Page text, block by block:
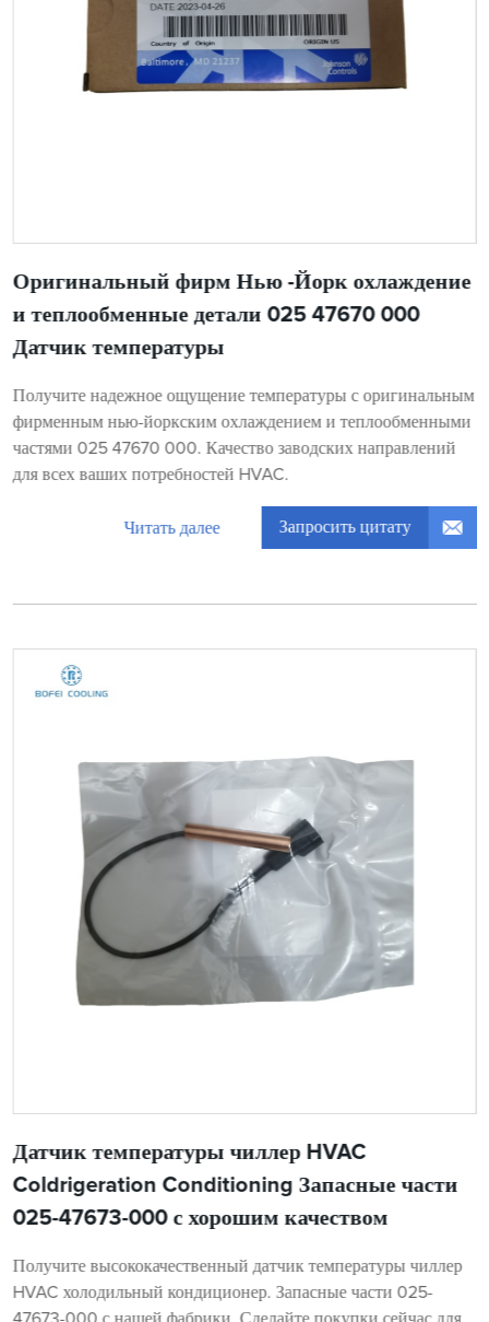
Оригинальный фирм Нью -Йорк охлаждение
и теплообменные детали 025 47670 000
Датчик температуры
Получите надежное ощущение температуры с оригинальным
фирменным нью-йоркским охлаждением и теплообменными
частями 025 47670 000. Качество заводских направлений
для всех ваших потребностей HVAC.
Читать далее Запросить цитату
Датчик температуры чиллер HVAC
Coldrigeration Conditioning Запасные части
025-47673-000 с хорошим качеством
Получите высококачественный датчик температуры чиллер
HVAC холодильный кондиционер. Запасные части 025-
47673-000 с нашей фабрики. Сделайте покупки сейчас для